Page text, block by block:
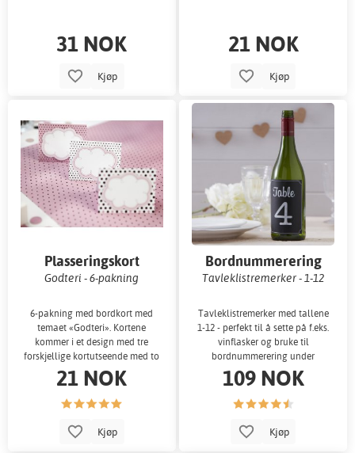
31 NOK
Kjøp
21 NOK
Kjøp
Plasseringskort
Godteri - 6-pakning
6-pakning med bordkort med
temaet «Godteri». Kortene
kommer i et design med tre
forskjellige kortutseende med to
av hver type.
21 NOK
Kjøp
Bordnummerering
Tavleklistremerker - 1-12
Tavleklistremerker med tallene
1-12 - perfekt til å sette på f.eks.
vinflasker og bruke til
bordnummerering under
bryllupsmiddag
109 NOK
Kjøp